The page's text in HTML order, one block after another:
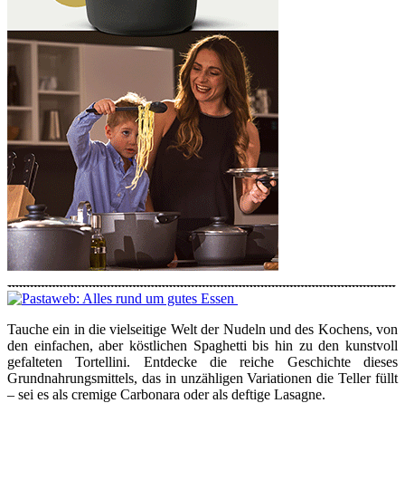
Tauche ein in die vielseitige Welt der Nudeln und des Kochens, von
den einfachen, aber köstlichen Spaghetti bis hin zu den kunstvoll
gefalteten Tortellini. Entdecke die reiche Geschichte dieses
Grundnahrungsmittels, das in unzähligen Variationen die Teller füllt
– sei es als cremige Carbonara oder als deftige Lasagne.